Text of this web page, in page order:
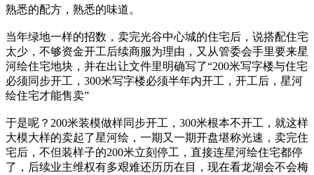
熟悉的配方，熟悉的味道。
当年绿地一样的招数，卖完光谷中心城的住宅后，说搭配住宅
太少，不够资金开工后续商服为理由，又从管委会手里要来星
河绘住宅地块，并在出让文件里明确写了“200米写字楼与住宅
必须同步开工，300米写字楼必须半年内开工，开工后，星河
绘住宅才能售卖”
于是呢？200米装模做样同步开工，300米根本不开工，就这样
大模大样的卖起了星河绘，一期又一期开盘堪称光速，卖完住
宅后，不但装样子的200米立刻停工，直接连星河绘住宅都停
了，后续业主维权有多艰难还历历在目，现在看龙湖会不会梅